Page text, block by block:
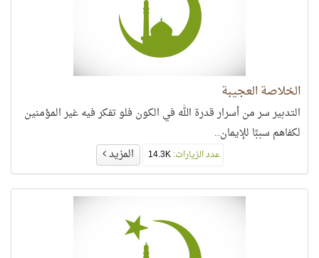
الخلاصة العجيبة
التدبير سر من أسرار قدرة الله في الكون فلو تفكر فيه غير المؤمنين
لكفاهم سببًا للإيمان..
عدد الزيارات:14.3K المزيد